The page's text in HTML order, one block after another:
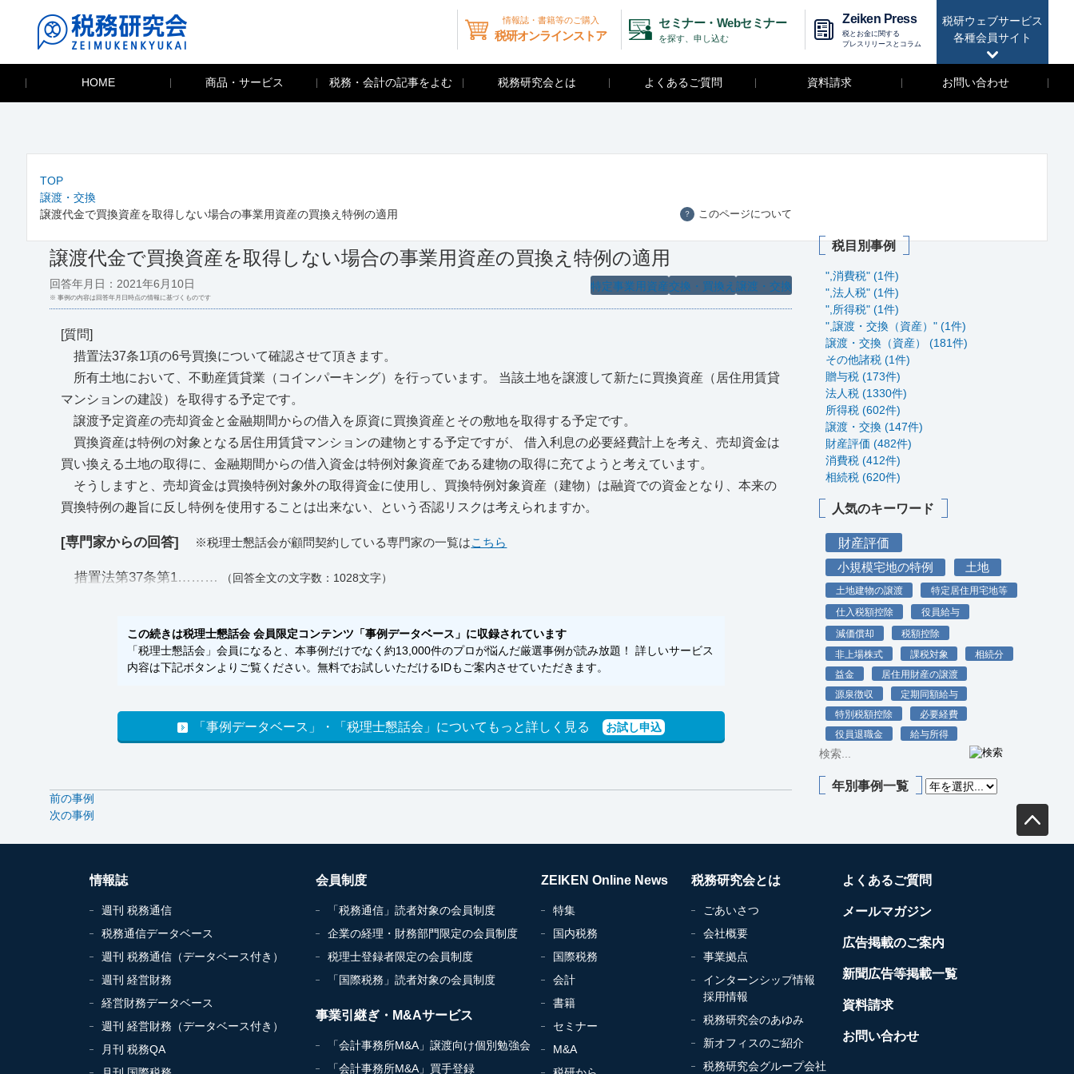
税研ウェブサービス
各種会員サイト
情報誌・書籍等のご購入
税研オンラインストア
セミナー・Webセミナー
を探す、申し込む
Zeiken Press
税とお金に関する
プレスリリースとコラム
HOME 商品・サービス 税務・会計の記事をよむ 税務研究会とは よくあるご質問 資料請求 お問い合わせ
TOP
譲渡・交換
譲渡代金で買換資産を取得しない場合の事業用資産の買換え特例の適用
？ このページについて
譲渡代金で買換資産を取得しない場合の事業用資産の買換え特例の適用
譲渡・交換
交換・買換え
特定事業用資産
回答年月日：2021年6月10日
※ 事例の内容は回答年月日時点の情報に基づくものです
[質問]
措置法37条1項の6号買換について確認させて頂きます。
所有土地において、不動産賃貸業（コインパーキング）を行っています。 当該土地を譲渡して新たに買換資産（居住用賃貸
マンションの建設）を取得する予定です。
譲渡予定資産の売却資金と金融期間からの借入を原資に買換資産とその敷地を取得する予定です。
買換資産は特例の対象となる居住用賃貸マンションの建物とする予定ですが、 借入利息の必要経費計上を考え、売却資金は
買い換える土地の取得に、金融期間からの借入資金は特例対象資産である建物の取得に充てようと考えています。
そうしますと、売却資金は買換特例対象外の取得資金に使用し、買換特例対象資産（建物）は融資での資金となり、本来の
買換特例の趣旨に反し特例を使用することは出来ない、という否認リスクは考えられますか。
[専門家からの回答] ※税理士懇話会が顧問契約している専門家の一覧はこちら
措置法第37条第1……… （回答全文の文字数：1028文字）
この続きは税理士懇話会 会員限定コンテンツ「事例データベース」に収録されています
「税理士懇話会」会員になると、本事例だけでなく約13,000件のプロが悩んだ厳選事例が読み放題！ 詳しいサービス
内容は下記ボタンよりご覧ください。無料でお試しいただけるIDもご案内させていただきます。
「事例データベース」・「税理士懇話会」についてもっと詳しく見る お試し申込
前の事例
次の事例
税目別事例
",消費税" (1件)
",法人税" (1件)
",所得税" (1件)
",譲渡・交換（資産）" (1件)
譲渡・交換（資産） (181件)
その他諸税 (1件)
贈与税 (173件)
法人税 (1330件)
所得税 (602件)
譲渡・交換 (147件)
財産評価 (482件)
消費税 (412件)
相続税 (620件)
人気のキーワード
財産評価
小規模宅地の特例 土地
土地建物の譲渡
特定居住用宅地等
仕入税額控除
役員給与
減価償却
税額控除
非上場株式
課税対象
相続分
益金
居住用財産の譲渡
源泉徴収
定期同額給与
特別税額控除
必要経費
役員退職金
給与所得
年別事例一覧
情報誌
週刊 税務通信
税務通信データベース
週刊 税務通信（データベース付き）
週刊 経営財務
経営財務データベース
週刊 経営財務（データベース付き）
月刊 税務QA
会員制度
「税務通信」読者対象の会員制度
企業の経理・財務部門限定の会員制度
税理士登録者限定の会員制度
「国際税務」読者対象の会員制度
事業引継ぎ・M&Aサービス
「会計事務所M&A」譲渡向け個別勉強会
「会計事務所M&A」買手登録
ZEIKEN Online News
特集
国内税務
国際税務
会計
書籍
セミナー
M&A
税務研究会とは
ごあいさつ
会社概要
事業拠点
インターンシップ情報
採用情報
税務研究会のあゆみ
新オフィスのご紹介
税務研究会グループ会社
よくあるご質問
メールマガジン
広告掲載のご案内
新聞広告等掲載一覧
資料請求
お問い合わせ